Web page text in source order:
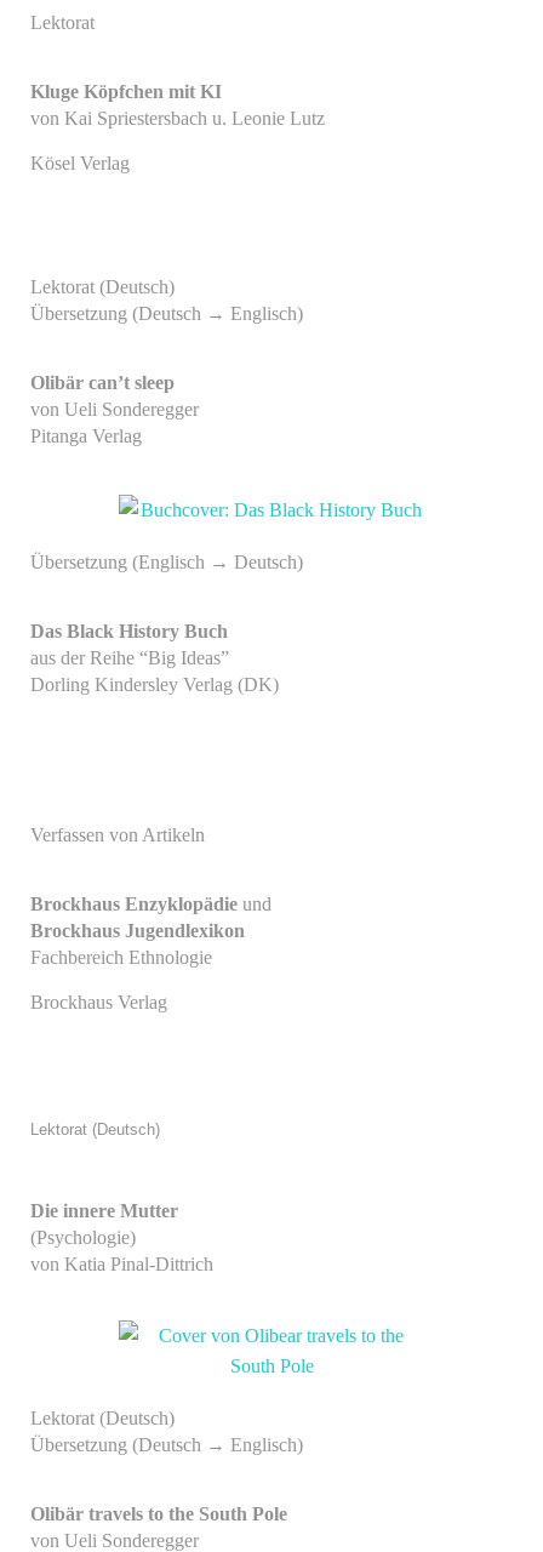
Lektorat
Kluge Köpfchen mit KI
von Kai Spriestersbach u. Leonie Lutz
Kösel Verlag
Lektorat (Deutsch)
Übersetzung (Deutsch → Englisch)
Olibär can’t sleep
von Ueli Sonderegger
Pitanga Verlag
Übersetzung (Englisch → Deutsch)
Das Black History Buch
aus der Reihe “Big Ideas”
Dorling Kindersley Verlag (DK)
Verfassen von Artikeln
Brockhaus Enzyklopädie und
Brockhaus Jugendlexikon
Fachbereich Ethnologie
Brockhaus Verlag
Lektorat (Deutsch)
Die innere Mutter
(Psychologie)
von Katia Pinal-Dittrich
Lektorat (Deutsch)
Übersetzung (Deutsch → Englisch)
Olibär travels to the South Pole
von Ueli Sonderegger